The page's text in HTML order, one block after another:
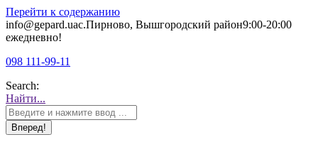
Перейти к содержанию
info@gepard.uaс.Пирново, Вышгородский район9:00-20:00
ежедневно!
098 111-99-11
Search:
Найти...